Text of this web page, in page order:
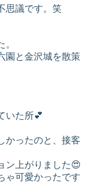
思議です。笑
園と金沢城を散策
いた所💕
かったのと、接客
ン上がりました😍
ゃ可愛かったです